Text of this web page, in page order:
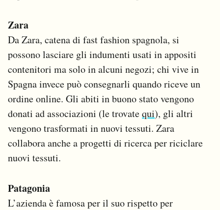
Zara
Da Zara, catena di fast fashion spagnola, si
possono lasciare gli indumenti usati in appositi
contenitori ma solo in alcuni negozi; chi vive in
Spagna invece può consegnarli quando riceve un
ordine online. Gli abiti in buono stato vengono
donati ad associazioni (le trovatequi), gli altri
vengono trasformati in nuovi tessuti. Zara
collabora anche a progetti di ricerca per riciclare
nuovi tessuti.
Patagonia
L’azienda è famosa per il suo rispetto per